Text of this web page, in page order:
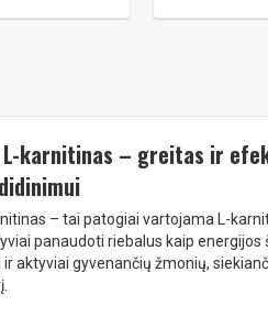
karnitinas – greitas ir
– tai patogiai vartojama L-
panaudoti riebalus kaip energijos
aktyviai gyvenančių žmonių,